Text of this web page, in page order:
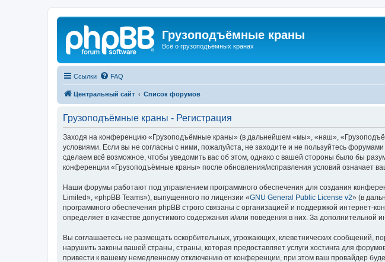
Грузоподъёмные краны
Всё о грузоподъёмных кранах
Ссылки FAQ
Центральный сайт Список форумов
Грузоподъёмные краны - Регистрация
Заходя на конференцию «Грузоподъёмные краны» (в дальнейшем «мы», «наш»,
условиями. Если вы не согласны с ними, пожалуйста, не заходите и не пользуйтесь
сделаем всё возможное, чтобы уведомить вас об этом, однако с вашей стороны было бы
конференции «Грузоподъёмные краны» после обновления/исправления условий означает
Наши форумы работают под управлением программного обеспечения для создания
Limited», «phpBB Teams»), выпущенного по лицензии «GNU General Public License v2» (в
программного обеспечения phpBB строго связаны с организацией и поддержкой интернет-
определяет в качестве допустимого содержания и/или поведения в них. За
Вы соглашаетесь не размещать оскорбительных, угрожающих, клеветнических сообщений,
нарушить законы вашей страны, страны, которая предоставляет услуги хостинга для
привести к вашему немедленному отключению от конференции, при этом ваш провайдер